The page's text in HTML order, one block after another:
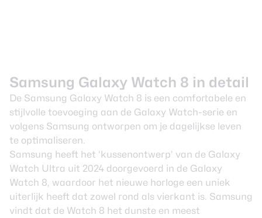
Samsung Galaxy Watch 8 in detail
De Samsung Galaxy Watch 8 is een comfortabele en
stijlvolle toevoeging aan de Galaxy Watch-serie en
volgens Samsung ontworpen om je dagelijkse leven
te optimaliseren.
Samsung heeft het ‘kussenontwerp’ van de Galaxy
Watch Ultra uit 2024 doorgevoerd in de Galaxy
Watch 8, waardoor het nieuwe horloge een uniek
uiterlijk heeft dat zowel rond als vierkant is. Samsung
vindt dat de Watch 8 het dunste en meest